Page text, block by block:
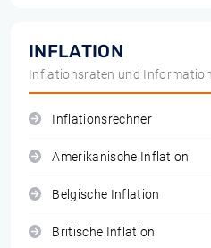
INFLATION
Inflationsraten und
Inflationsrechner
Amerikanische Inflation
Belgische Inflation
Britische Inflation